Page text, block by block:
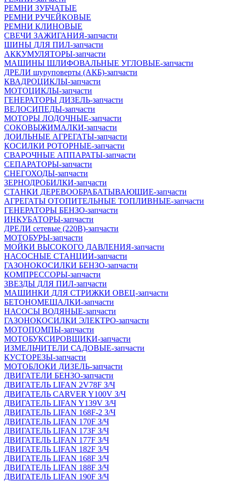
РЕМНИ ЗУБЧАТЫЕ
РЕМНИ РУЧЕЙКОВЫЕ
РЕМНИ КЛИНОВЫЕ
СВЕЧИ ЗАЖИГАНИЯ-запчасти
ШИНЫ ДЛЯ ПИЛ-запчасти
АККУМУЛЯТОРЫ-запчасти
МАШИНЫ ШЛИФОВАЛЬНЫЕ УГЛОВЫЕ-запчасти
ДРЕЛИ шуруповерты (АКБ)-запчасти
КВАДРОЦИКЛЫ-запчасти
МОТОЦИКЛЫ-запчасти
ГЕНЕРАТОРЫ ДИЗЕЛЬ-запчасти
ВЕЛОСИПЕДЫ-запчасти
МОТОРЫ ЛОДОЧНЫЕ-запчасти
СОКОВЫЖИМАЛКИ-запчасти
ДОИЛЬНЫЕ АГРЕГАТЫ-запчасти
КОСИЛКИ РОТОРНЫЕ-запчасти
СВАРОЧНЫЕ АППАРАТЫ-запчасти
СЕПАРАТОРЫ-запчасти
СНЕГОХОДЫ-запчасти
ЗЕРНОДРОБИЛКИ-запчасти
СТАНКИ ДЕРЕВООБРАБАТЫВАЮЩИЕ-запчасти
АГРЕГАТЫ ОТОПИТЕЛЬНЫЕ ТОПЛИВНЫЕ-запчасти
ГЕНЕРАТОРЫ БЕНЗО-запчасти
ИНКУБАТОРЫ-запчасти
ДРЕЛИ сетевые (220В)-запчасти
МОТОБУРЫ-запчасти
МОЙКИ ВЫСОКОГО ДАВЛЕНИЯ-запчасти
НАСОСНЫЕ СТАНЦИИ-запчасти
ГАЗОНОКОСИЛКИ БЕНЗО-запчасти
КОМПРЕССОРЫ-запчасти
ЗВЕЗДЫ ДЛЯ ПИЛ-запчасти
МАШИНКИ ДЛЯ СТРИЖКИ ОВЕЦ-запчасти
БЕТОНОМЕШАЛКИ-запчасти
НАСОСЫ ВОДЯНЫЕ-запчасти
ГАЗОНОКОСИЛКИ ЭЛЕКТРО-запчасти
МОТОПОМПЫ-запчасти
МОТОБУКСИРОВЩИКИ-запчасти
ИЗМЕЛЬЧИТЕЛИ САДОВЫЕ-запчасти
КУСТОРЕЗЫ-запчасти
МОТОБЛОКИ ДИЗЕЛЬ-запчасти
ДВИГАТЕЛИ БЕНЗО-запчасти
ДВИГАТЕЛЬ LIFAN 2V78F З/Ч
ДВИГАТЕЛЬ CARVER Y100V З/Ч
ДВИГАТЕЛЬ LIFAN Y139V З/Ч
ДВИГАТЕЛЬ LIFAN 168F-2 З/Ч
ДВИГАТЕЛЬ LIFAN 170F З/Ч
ДВИГАТЕЛЬ LIFAN 173F З/Ч
ДВИГАТЕЛЬ LIFAN 177F З/Ч
ДВИГАТЕЛЬ LIFAN 182F З/Ч
ДВИГАТЕЛЬ LIFAN 168F З/Ч
ДВИГАТЕЛЬ LIFAN 188F З/Ч
ДВИГАТЕЛЬ LIFAN 190F З/Ч